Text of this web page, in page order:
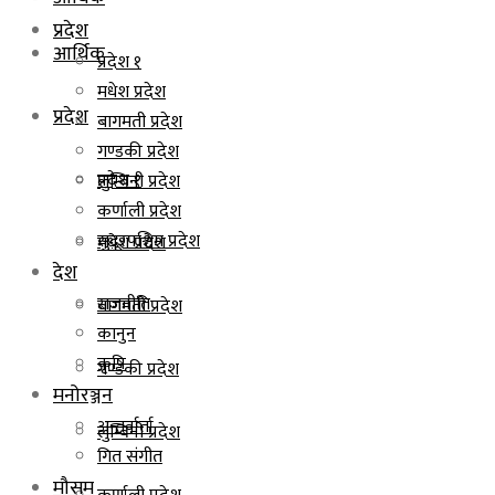
आर्थिक
प्रदेश
प्रदेश १
मधेश प्रदेश
बागमती प्रदेश
गण्डकी प्रदेश
लुम्बिनी प्रदेश
प्रदेश
प्रदेश १
मधेश प्रदेश
बागमती प्रदेश
गण्डकी प्रदेश
लुम्बिनी प्रदेश
कर्णाली प्रदेश
सुदूरपश्चिम प्रदेश
देश
राजनीति
कानुन
कृषि
मनोरञ्जन
अन्तर्वार्ता
गित संगीत
मौसम